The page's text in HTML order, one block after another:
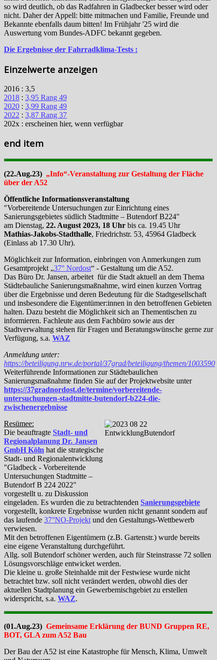
so wird deutlich, ob das Radfahren in Gladbecker besser wird oder
nicht. Daher der Appell: bitte mitmachen und Familie, Freunde und
Bekannte ebenfalls daum bitten! Im Frühjahr '25 wird die
Auswertung vom Bundes-ADFC bekannt gegeben.
Die Ergebnisse der Fahrradklima-Tests :
Einzelwerte anzeigen
2016 : 3,5
2018 : 3,95 Rang 49
2020 : 3,99 Rang 49
2022 : 3,87 Rang 37
202x : erscheinen hier, wenn verfügbar
end item
(22.Aug.23) „Info“-Veranstaltung zur Gestaltung der Fläche
über der A52
Öffentliche Informationsveranstaltung
"Vorbereitende Untersuchungen zur Einrichtung eines
Sanierungsgebietes südlich Stadtmitte – Butendorf B224"
am Dienstag, 22. August 2023, 18 Uhr bis ca. 19.45 Uhr
Mathias-Jakobs-Stadthalle, Friedrichstr. 53, 45964 Gladbeck
(Einlass ab 17.30 Uhr).
Möglichkeit zur Information, einbringen von Anmerkungen zum
Gesamtprojekt „37° Nordost“ - Gestaltung um die A52.
Das Büro Dr. Jansen, arbeitet für die Stadt aktuell an dem Thema
Städtebauliche Sanierungsmaßnahme, wird einen kurzen Vortrag
über die Ergebnisse und deren Bedeutung für die Stadtgesellschaft
und insbesondere die Eigentümer:innen in den betroffenen Gebieten
halten. Dazu besteht die Möglichkeit sich an Thementischen zu
informieren. Fachleute aus dem Fachbüro sowie aus der
Stadtverwaltung stehen für Fragen und Beratungswünsche gerne zur
Verfügung, s.a. WAZ
Anmeldung unter:
https://beteiligung.nrw.de/portal/37grad/beteiligung/themen/1003590
Weiterführende Informationen zur Städtebaulichen
Sanierungsmaßnahme finden Sie auf der Projektwebsite unter
https://37gradnordost.de/termine/vorbereitende-
untersuchungen-stadtmitte-butendorf-b224-die-
zwischenergebnisse
Resümee:
Die beauftragte Stadt- und
Regionalplanung Dr. Jansen
GmbH Köln hat die strategische
Stadt- und Regionalentwicklung
"Gladbeck - Vorbereitende
Untersuchungen Stadtmitte –
Butendorf B 224 2022"
vorgestellt u. zu Diskussion
eingeladen. Es wurden die zu betrachtenden Sanierungsgebiete
vorgestellt, konkrete Ergebnisse wurden nicht genannt sondern auf
das laufende 37°NO-Projekt und den Gestaltungs-Wettbewerb
verwiesen.
Mit den betroffenen Eigentümern (z.B. Gartenstr.) wurde bereits
eine eigene Veranstaltung durchgeführt.
Allg. soll Butendorf schöner werden, auch für Steinstrasse 72 sollen
Lösungsvorschläge entwicket werden.
Die kleine u. große Steinhalde mit der Festwiese wurde nicht
betrachtet bzw. soll nicht verändert werden, obwohl dies der
aktuellen Stadtplanung ein Gewerbemischgebiet zu erstellen
widerspricht, s.a. WAZ.
(01.Aug.23) Gemeinsame Erklärung der BUND Gruppen RE,
BOT, GLA zum A52 Bau
Der Bau der A52 ist eine Katastrophe für Mensch, Klima, Umwelt